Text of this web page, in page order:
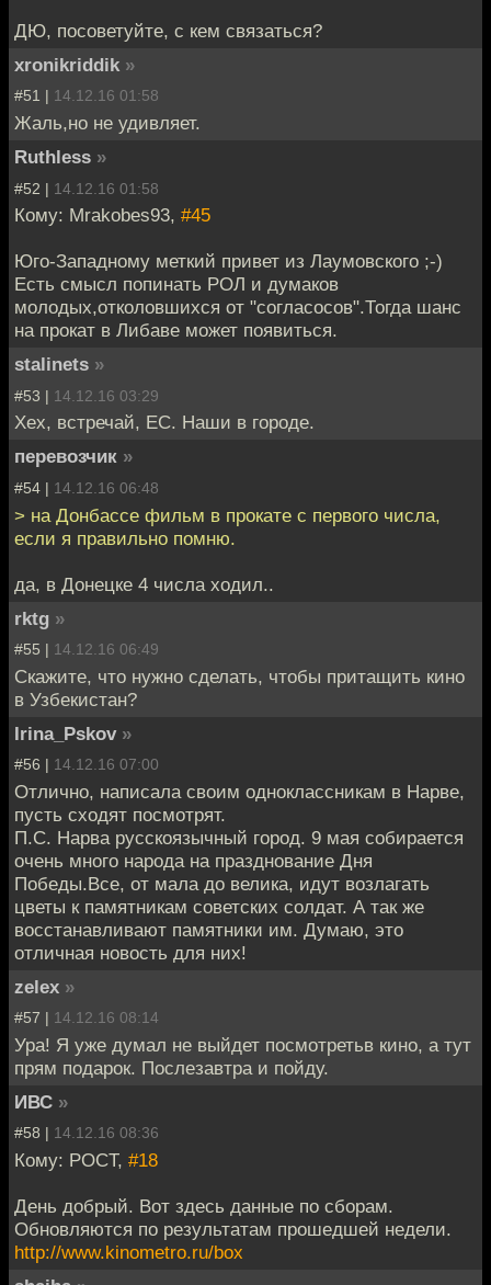
ДЮ, посоветуйте, с кем связаться?
xronikriddik »
#51 | 14.12.16 01:58
Жаль,но не удивляет.
Ruthless »
#52 | 14.12.16 01:58
Кому: Mrakobes93, #45
Юго-Западному меткий привет из Лаумовского ;-)
Есть смысл попинать РОЛ и думаков
молодых,отколовшихся от "согласосов".Тогда шанс
на прокат в Либаве может появиться.
stalinets »
#53 | 14.12.16 03:29
Хех, встречай, ЕС. Наши в городе.
перевозчик »
#54 | 14.12.16 06:48
> на Донбассе фильм в прокате с первого числа,
если я правильно помню.
да, в Донецке 4 числа ходил..
rktg »
#55 | 14.12.16 06:49
Скажите, что нужно сделать, чтобы притащить кино
в Узбекистан?
Irina_Pskov »
#56 | 14.12.16 07:00
Отлично, написала своим одноклассникам в Нарве,
пусть сходят посмотрят.
П.С. Нарва русскоязычный город. 9 мая собирается
очень много народа на празднование Дня
Победы.Все, от мала до велика, идут возлагать
цветы к памятникам советских солдат. А так же
восстанавливают памятники им. Думаю, это
отличная новость для них!
zelex »
#57 | 14.12.16 08:14
Ура! Я уже думал не выйдет посмотретьв кино, а тут
прям подарок. Послезавтра и пойду.
ИВС »
#58 | 14.12.16 08:36
Кому: POCT, #18
День добрый. Вот здесь данные по сборам.
Обновляются по результатам прошедшей недели.
http://www.kinometro.ru/box